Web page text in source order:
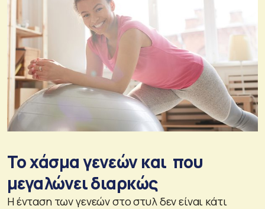
Το χάσμα γενεών και που
μεγαλώνει διαρκώς
Η ένταση των γενεών στο στυλ δεν είναι κάτι